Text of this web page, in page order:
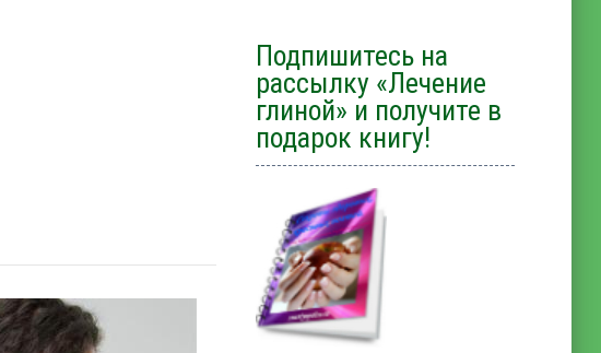
Подпишитесь на
рассылку «Лечение
глиной» и получите в
подарок книгу!